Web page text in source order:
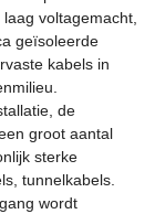
voltagemacht,
geïsoleerde
kabels in
de
groot aantal
sterke
tunnelkabels.
wordt